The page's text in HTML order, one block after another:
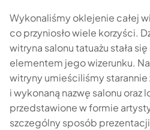
Wykonaliśmy oklejenie całej
co przyniosło wiele korzyści.
witryna salonu tatuażu stała
elementem jego wizerunku.
witryny umieściliśmy
i wykonaną nazwę salonu oraz
przedstawione w formie
szczególny sposób